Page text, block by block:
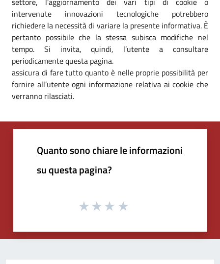
intervenute innovazioni tecnologiche potrebbero
richiedere la necessità di variare la presente informativa. È
pertanto possibile che la stessa subisca modifiche nel
tempo. Si invita, quindi, l’utente a consultare
periodicamente questa pagina.
assicura di fare tutto quanto è nelle proprie possibilità per
fornire all’utente ogni informazione relativa ai cookie che
verranno rilasciati.
Quanto sono chiare le informazioni
su questa pagina?